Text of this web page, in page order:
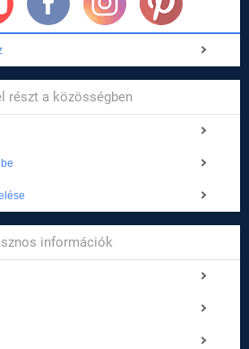
részt a közösségben
információk